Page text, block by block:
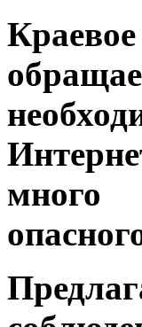
много